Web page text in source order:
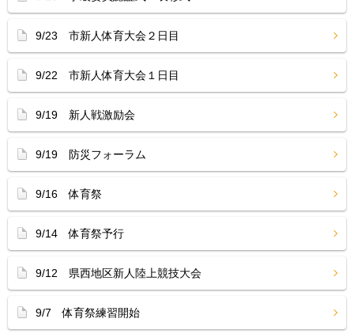
9/23 市新人体育大会２日目
9/22 市新人体育大会１日目
9/19 新人戦激励会
9/19 防災フォーラム
9/16 体育祭
9/14 体育祭予行
9/12 県西地区新人陸上競技大会
9/7 体育祭練習開始